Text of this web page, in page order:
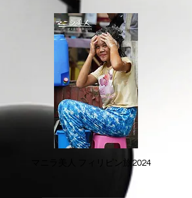
マニラ美人 フィリピン旅2024